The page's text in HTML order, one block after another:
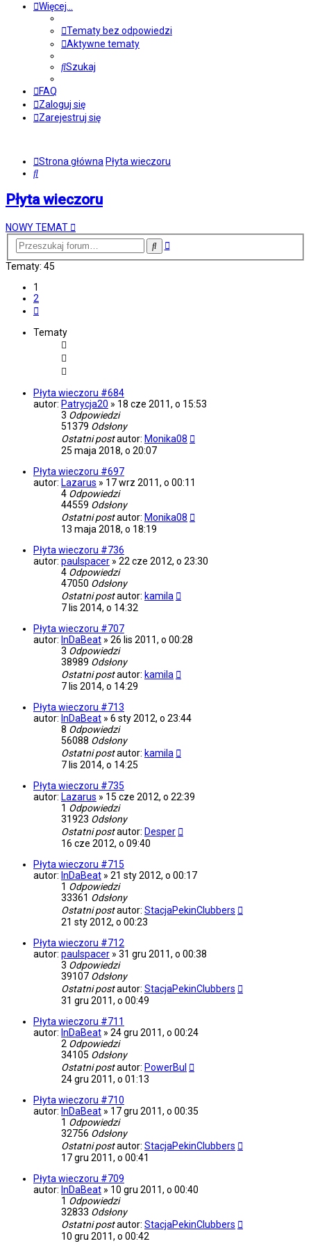
Więcej…
Tematy bez odpowiedzi
Aktywne tematy
Szukaj
FAQ
Zaloguj się
Zarejestruj się
Strona główna Płyta wieczoru
Szukaj
Płyta wieczoru
NOWY TEMAT
SzukajWyszukiwanie
Tematy: 45
1
2
Tematy
Płyta wieczoru #684
autor: Patrycja20 » 18 cze 2011, o 15:53
3 Odpowiedzi
51379 Odsłony
Ostatni postautor: Monika08
25 maja 2018, o 20:07
Płyta wieczoru #697
autor: Lazarus » 17 wrz 2011, o 00:11
4 Odpowiedzi
44559 Odsłony
Ostatni postautor: Monika08
13 maja 2018, o 18:19
Płyta wieczoru #736
autor: paulspacer » 22 cze 2012, o 23:30
4 Odpowiedzi
47050 Odsłony
Ostatni postautor: kamila
7 lis 2014, o 14:32
Płyta wieczoru #707
autor: InDaBeat » 26 lis 2011, o 00:28
3 Odpowiedzi
38989 Odsłony
Ostatni postautor: kamila
7 lis 2014, o 14:29
Płyta wieczoru #713
autor: InDaBeat » 6 sty 2012, o 23:44
8 Odpowiedzi
56088 Odsłony
Ostatni postautor: kamila
7 lis 2014, o 14:25
Płyta wieczoru #735
autor: Lazarus » 15 cze 2012, o 22:39
1 Odpowiedzi
31923 Odsłony
Ostatni postautor: Desper
16 cze 2012, o 09:40
Płyta wieczoru #715
autor: InDaBeat » 21 sty 2012, o 00:17
1 Odpowiedzi
33361 Odsłony
Ostatni postautor: StacjaPekinClubbers
21 sty 2012, o 00:23
Płyta wieczoru #712
autor: paulspacer » 31 gru 2011, o 00:38
3 Odpowiedzi
39107 Odsłony
Ostatni postautor: StacjaPekinClubbers
31 gru 2011, o 00:49
Płyta wieczoru #711
autor: InDaBeat » 24 gru 2011, o 00:24
2 Odpowiedzi
34105 Odsłony
Ostatni postautor: PowerBul
24 gru 2011, o 01:13
Płyta wieczoru #710
autor: InDaBeat » 17 gru 2011, o 00:35
1 Odpowiedzi
32756 Odsłony
Ostatni postautor: StacjaPekinClubbers
17 gru 2011, o 00:41
Płyta wieczoru #709
autor: InDaBeat » 10 gru 2011, o 00:40
1 Odpowiedzi
32833 Odsłony
Ostatni postautor: StacjaPekinClubbers
10 gru 2011, o 00:42